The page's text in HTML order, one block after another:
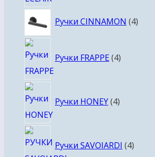
Ручки CINNAMON 44
Ручки FRAPPE 4товара
Ручки HONEY 4товара
Ручки SAVOIARDI 4товара